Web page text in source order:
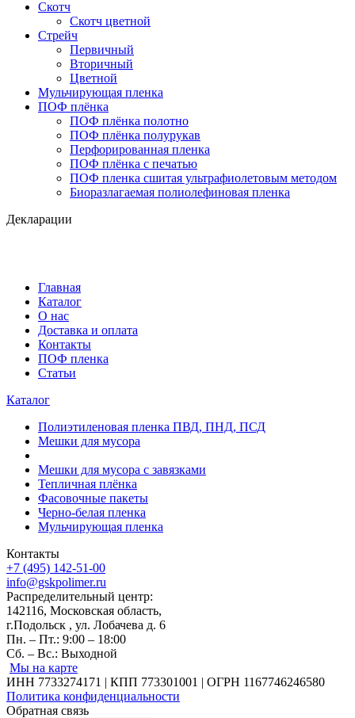
Скотч
Скотч цветной
Стрейч
Первичный
Вторичный
Цветной
Мульчирующая пленка
ПОФ плёнка
ПОФ плёнка полотно
ПОФ плёнка полурукав
Перфорированная пленка
ПОФ плёнка с печатью
ПОФ пленка сшитая ультрафиолетовым методом
Биоразлагаемая полиолефиновая пленка
Декларации
Главная
Каталог
О нас
Доставка и оплата
Контакты
ПОФ пленка
Статьи
Каталог
Полиэтиленовая пленка ПВД, ПНД, ПСД
Мешки для мусора
Мешки для мусора с завязками
Тепличная плёнка
Фасовочные пакеты
Черно-белая пленка
Мульчирующая пленка
Контакты
+7 (495) 142-51-00
info@gskpolimer.ru
Распределительный центр:
142116, Московская область,
г.Подольск , ул. Лобачева д. 6
Пн. – Пт.: 9:00 – 18:00
Сб. – Вс.: Выходной
Мы на карте
ИНН 7733274171 | КПП 773301001 | ОГРН 1167746246580
Политика конфиденциальности
Обратная связь